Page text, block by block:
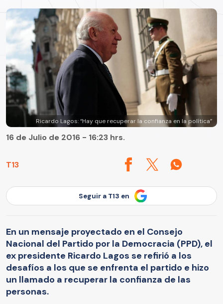
Ricardo Lagos: “Hay que recuperar la confianza en la política”
T13
16 de Julio de 2016 - 16:23 hrs.
Seguir a T13 en
En un mensaje proyectado en el Consejo
Nacional del Partido por la Democracia (PPD), el
ex presidente Ricardo Lagos se refirió a los
desafíos a los que se enfrenta el partido e hizo
un llamado a recuperar la confianza de las
personas.